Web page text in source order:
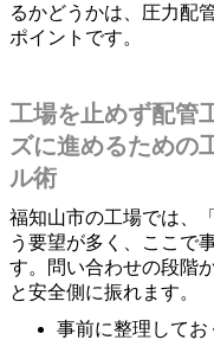
るかどうかは、圧力配
ポイントです。
工場を止めず配管
ズに進めるための
ル術
福知山市の工場では、
う要望が多く、ここで
す。問い合わせの段階
と安全側に振れます。
事前に整理してお